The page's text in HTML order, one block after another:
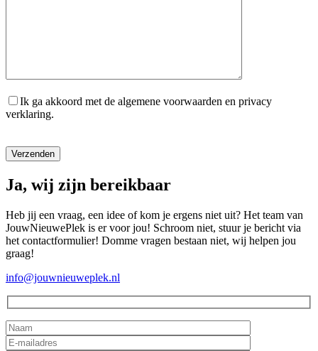
Ik ga akkoord met de algemene voorwaarden en privacy
verklaring.
Ja, wij zijn bereikbaar
Heb jij een vraag, een idee of kom je ergens niet uit? Het team van
JouwNieuwePlek is er voor jou! Schroom niet, stuur je bericht via
het contactformulier! Domme vragen bestaan niet, wij helpen jou
graag!
info@jouwnieuweplek.nl